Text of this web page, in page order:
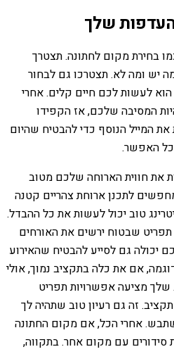
שלך
בחירת מקום לחתונה. תצטרך
יש ומה לא. תצטרכו גם לבחור
לעשות לכם חיים קלים. אחרי
המסיבה שלכם, אז הקפידו
המייל הנוסף כדי להבטיח שהיום
האפשר.
את חווית הארוחה שלכם מטוב
לתכנן ארוחת צהריים קטנה
טוב יכול לעשות את כל ההבדל.
תפריט שבטוח ירשים את האורחים
יכולה גם לסייע להבטיח שהאירוע
אם את כלה בתקציב נמוך, אולי
שלך מציעה אפשרויות תפריט
זה גם רעיון טוב שתהיה לך
אחרי הכל, אם מקום החתונה
עם מקום אחר. בתקווה,